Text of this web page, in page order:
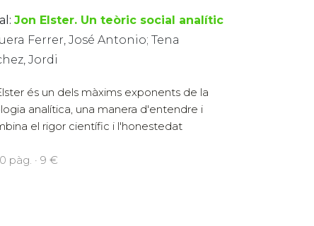
Jon Elster. Un teòric social analític
Ferrer, José Antonio; Tena
Jordi
és un dels màxims exponents de la
analítica, una manera d'entendre i
el rigor científic i l'honestedat
pàg. · 9 €